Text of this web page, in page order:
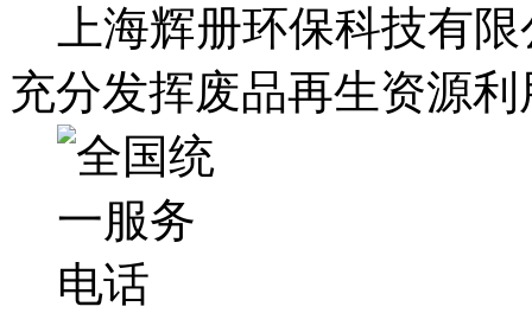
上海辉册环保科技有
充分发挥废品再生资源